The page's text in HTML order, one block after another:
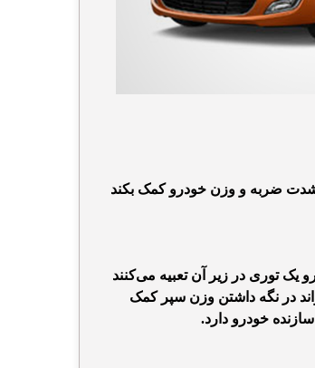
شدت ضربه و وزن خودرو کمک بکند
یک توری در زیر آن تعبیه می‌کنند
در نگه داشتن وزن سپر کمک
خودرو دارد.